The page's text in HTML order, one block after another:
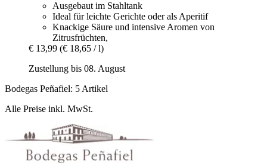
Ausgebaut im Stahltank
Ideal für leichte Gerichte oder als Aperitif
Knackige Säure und intensive Aromen von
Zitrusfrüchten,
€ 13,99 (€ 18,65 / l)
Zustellung bis 08. August
Bodegas Peñafiel: 5 Artikel
Alle Preise inkl. MwSt.